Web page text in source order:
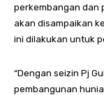
perkembangan dan
akan disampaikan
ini dilakukan untuk
“Dengan seizin Pj
pembangunan